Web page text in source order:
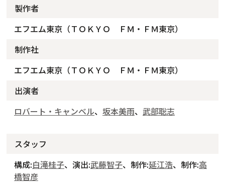
製作者
エフエム東京（ＴＯＫＹＯ ＦＭ・ＦＭ東京）
制作社
エフエム東京（ＴＯＫＹＯ ＦＭ・ＦＭ東京）
出演者
ロバート・キャンベル、 坂本美雨、 武部聡志
スタッフ
構成:白滝桂子、演出:武藤智子、制作:延江浩、制作:高
橋智彦